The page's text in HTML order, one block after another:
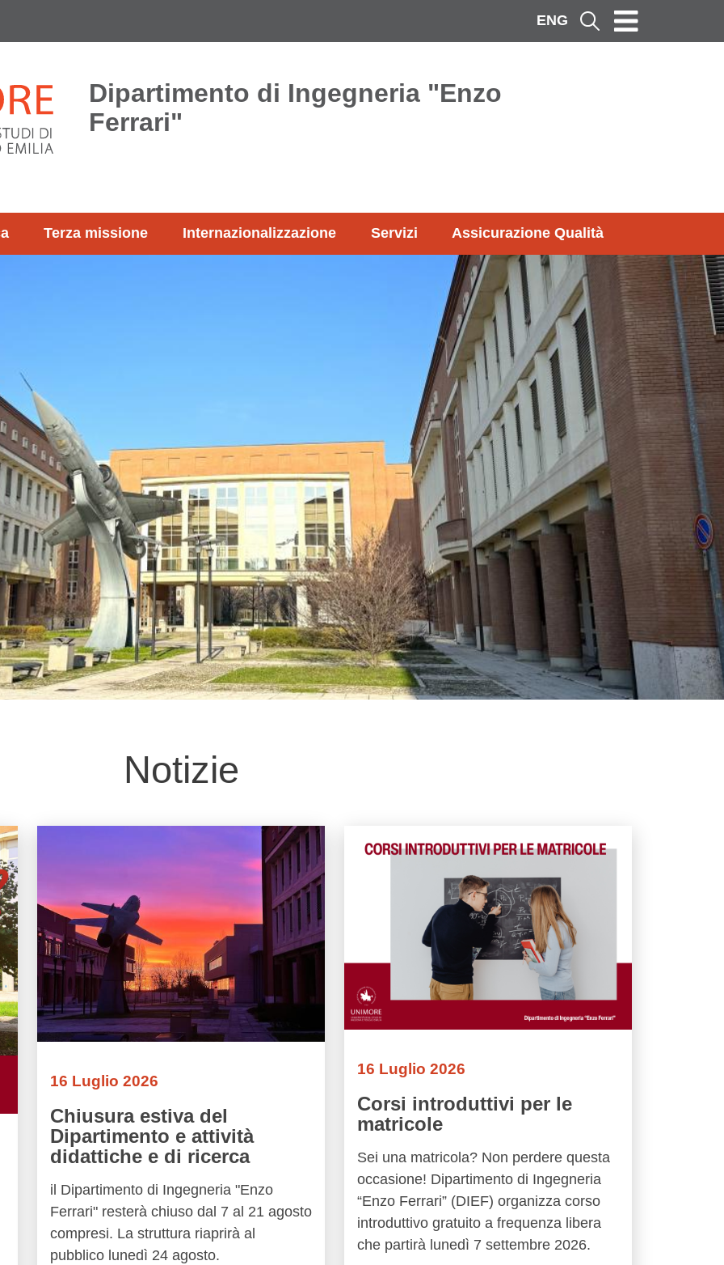
ENG Cerca
Dipartimento di Ingegneria "Enzo
Ferrari"
Terza missione Internazionalizzazione Servizi
Assicurazione Qualità
Notizie
16 Luglio 2026
Chiusura estiva del
Dipartimento e attività
didattiche e di ricerca
il Dipartimento di Ingegneria "Enzo
Ferrari" resterà chiuso dal 7 al 21 agosto
compresi. La struttura riaprirà al
pubblico lunedì 24 agosto.
16 Luglio 2026
Corsi introduttivi per le
matricole
Sei una matricola? Non perdere questa
occasione! Dipartimento di Ingegneria
“Enzo Ferrari” (DIEF) organizza corso
introduttivo gratuito a frequenza libera
che partirà lunedì 7 settembre 2026.